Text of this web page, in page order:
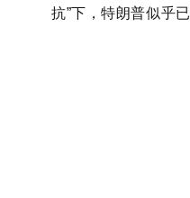
抗”下，特朗普似乎